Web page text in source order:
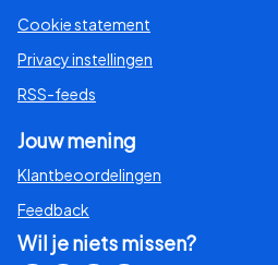
Cookie statement
Privacy instellingen
RSS-feeds
Jouw mening
Klantbeoordelingen
Feedback
Wil je niets missen?